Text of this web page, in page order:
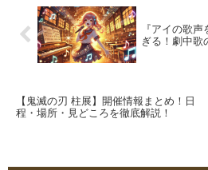
『アイの歌
ぎる！劇中歌
【鬼滅の刃 柱展】開催情報まとめ！日
程・場所・見どころを徹底解説！